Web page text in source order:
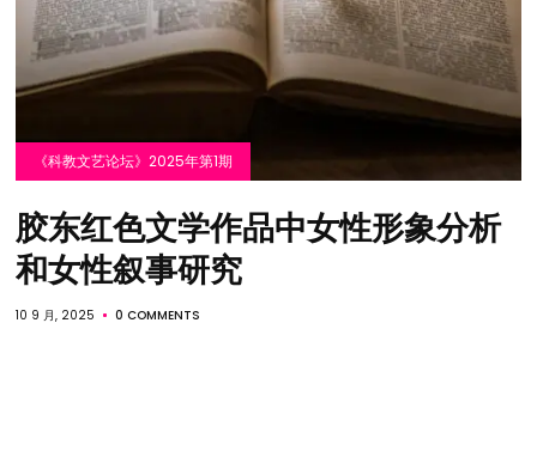
《科教文艺论坛》2025年第1期
胶东红色文学作品中女性形象分析
和女性叙事研究
10 9 月, 2025 0 COMMENTS